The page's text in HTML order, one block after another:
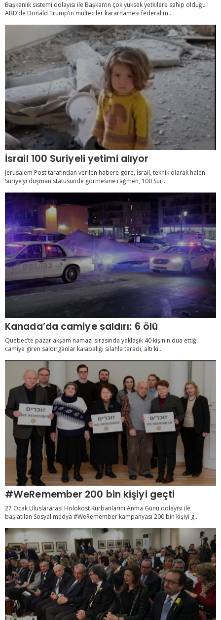
Başkanlık sistemi dolayısı ile Başkan’ın çok yüksek yetkilere sahip olduğu
ABD’de Donald Trump’ın mülteciler kararnamesi federal m...
İsrail 100 Suriyeli yetimi alıyor
Jerusalem Post tarafından verilen habere göre, İsrail, teknik olarak halen
Suriye’yi düşman statüsünde görmesine rağmen, 100 Sur...
Kanada’da camiye saldırı: 6 ölü
Quebec’te pazar akşam namazı sırasında yaklaşık 40 kişinin dua ettiği
camiye giren saldırganlar kalabalığı silahla taradı, altı ki...
#WeRemember 200 bin kişiyi geçti
27 Ocak Uluslararası Holokost Kurbanlarını Anma Günü dolayısı ile
başlatılan Sosyal medya #WeRemember kampanyası 200 bin kişiyi g...